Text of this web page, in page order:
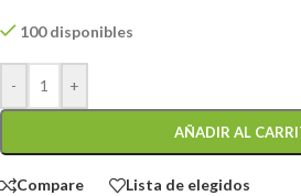
100 disponibles
- +
AÑADIR AL
Compare Lista de elegidos